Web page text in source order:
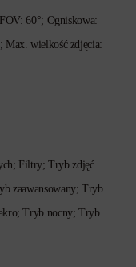
60°; Ogniskowa:
Max. wielkość zdjęcia:
Filtry; Tryb zdjęć
zaawansowany; Tryb
Tryb nocny; Tryb